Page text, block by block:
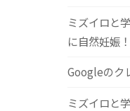
ミズイロと
に自然妊娠
Googleのク
ミズイロと